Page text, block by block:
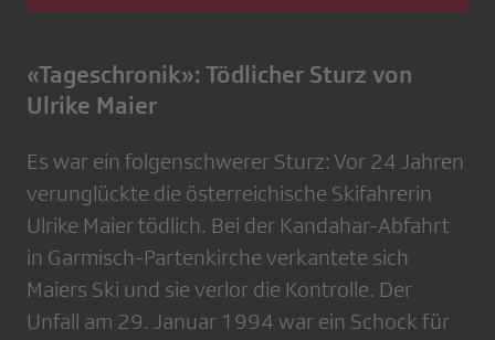
«Tageschronik»: Tödlicher Sturz von
Ulrike Maier
Es war ein folgenschwerer Sturz: Vor 24 Jahren
verunglückte die österreichische Skifahrerin
Ulrike Maier tödlich. Bei der Kandahar-Abfahrt
in Garmisch-Partenkirche verkantete sich
Maiers Ski und sie verlor die Kontrolle. Der
Unfall am 29. Januar 1994 war ein Schock für